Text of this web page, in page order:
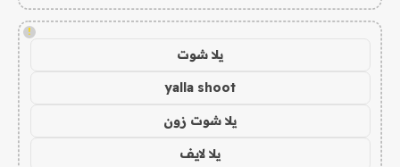
!
يلا شوت
yalla shoot
يلا شوت زون
يلا لايف